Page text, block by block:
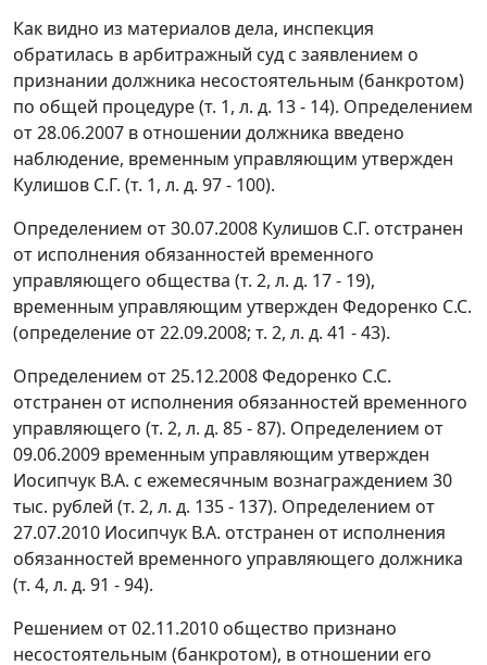
Как видно из материалов дела, инспекция
обратилась в арбитражный суд с заявлением о
признании должника несостоятельным (банкротом)
по общей процедуре (т. 1, л. д. 13 - 14). Определением
от 28.06.2007 в отношении должника введено
наблюдение, временным управляющим утвержден
Кулишов С.Г. (т. 1, л. д. 97 - 100).
Определением от 30.07.2008 Кулишов С.Г. отстранен
от исполнения обязанностей временного
управляющего общества (т. 2, л. д. 17 - 19),
временным управляющим утвержден Федоренко С.С.
(определение от 22.09.2008; т. 2, л. д. 41 - 43).
Определением от 25.12.2008 Федоренко С.С.
отстранен от исполнения обязанностей временного
управляющего (т. 2, л. д. 85 - 87). Определением от
09.06.2009 временным управляющим утвержден
Иосипчук В.А. с ежемесячным вознаграждением 30
тыс. рублей (т. 2, л. д. 135 - 137). Определением от
27.07.2010 Иосипчук В.А. отстранен от исполнения
обязанностей временного управляющего должника
(т. 4, л. д. 91 - 94).
Решением от 02.11.2010 общество признано
несостоятельным (банкротом), в отношении его